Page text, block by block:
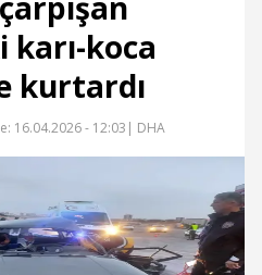
koca
kurtardı
16.04.2026 - 12:03 | DHA